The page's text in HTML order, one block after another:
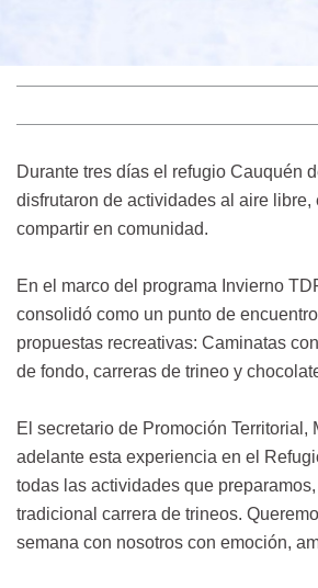
Durante tres días el refugio Cauquén
disfrutaron de actividades al aire
compartir en comunidad.
En el marco del programa Invierno
consolidó como un punto de
propuestas recreativas: Caminatas
de fondo, carreras de trineo y
El secretario de Promoción
adelante esta experiencia en el
todas las actividades que
tradicional carrera de trineos.
semana con nosotros con emoción,